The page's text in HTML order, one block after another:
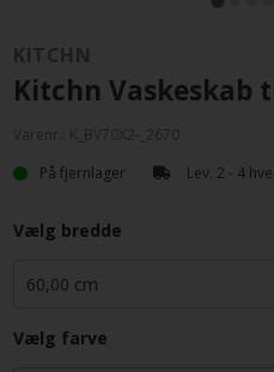
Kitchn Vaskeskab
På fjernlager
Lev. 2 - 4
Vælg bredde
Vælg farve